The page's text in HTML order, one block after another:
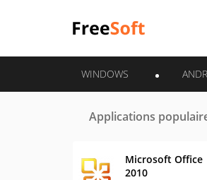
WINDOWS
Applications
Microsoft Office
2010